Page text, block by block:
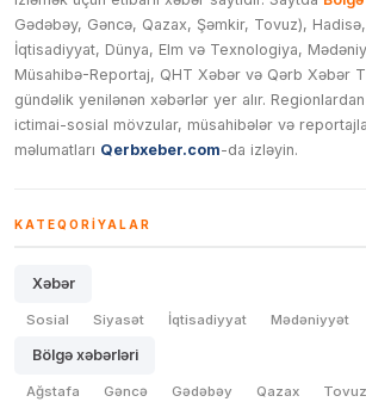
Gədəbəy, Gəncə, Qazax, Şəmkir, Tovuz),
İqtisadiyyat, Dünya, Elm və Texnologiya,
Müsahibə-Reportaj, QHT Xəbər və Qərb Xəbər
gündəlik yenilənən xəbərlər yer alır.
ictimai-sosial mövzular, müsahibələr və
məlumatları Qerbxeber.com-da izləyin.
KATEQORIYALAR
Xəbər
Sosial Siyasət İqtisadiyyat Mədəniyyət
Bölgə xəbərləri
Ağstafa Gəncə Gədəbəy Qazax Tovuz